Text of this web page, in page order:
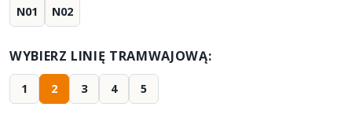
N01 N02
WYBIERZ LINIĘ TRAMWAJOWĄ:
1 2 3 4 5